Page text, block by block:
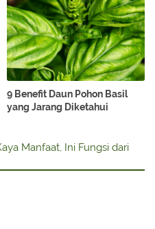
9 Benefit Daun Pohon Basil
yang Jarang Diketahui
Manfaat, Ini Fungsi dari